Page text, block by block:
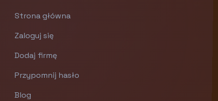
Strona główna
Zaloguj się
Dodaj firmę
Przypomnij hasło
Blog